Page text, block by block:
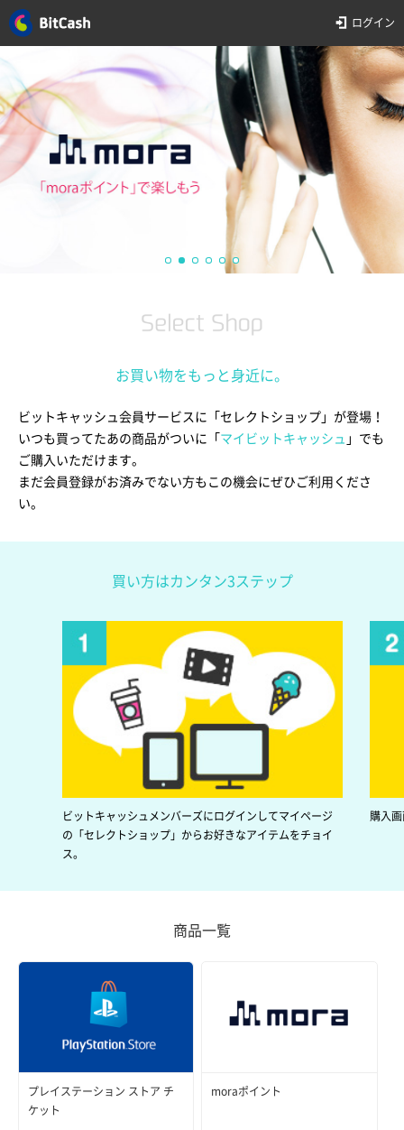
ログイン
お買い物をもっと身近に。
ビットキャッシュ会員サービスに「セレクトショップ」が登場！
いつも買ってたあの商品がついに「 マイビットキャッシュ 」でも
ご購入いただけます。
まだ会員登録がお済みでない方もこの機会にぜひご利用くださ
い。
買い方はカンタン3ステップ
ビットキャッシュメンバーズにログインしてマイページ
の「セレクトショップ」からお好きなアイテムをチョイ
ス。
購入
商品一覧
プレイステーション ストア チ
ケット
moraポイント